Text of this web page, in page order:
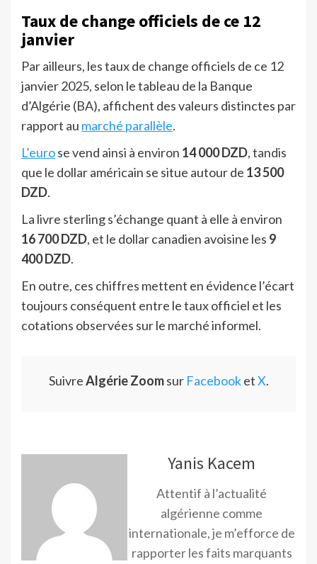
Taux de change officiels de ce 12
janvier
Par ailleurs, les taux de change officiels de ce 12
janvier 2025, selon le tableau de la Banque
d’Algérie (BA), affichent des valeurs distinctes par
rapport au marché parallèle.
L’eurose vend ainsi à environ 14 000 DZD, tandis
que le dollar américain se situe autour de 13 500
DZD.
La livre sterling s’échange quant à elle à environ
16 700 DZD, et le dollar canadien avoisine les 9
400 DZD.
En outre, ces chiffres mettent en évidence l’écart
toujours conséquent entre le taux officiel et les
cotations observées sur le marché informel.
SuivreAlgérie Zoomsur FacebooketX.
Yanis Kacem
Attentif à l’actualité
algérienne comme
internationale, je m’efforce de
rapporter les faits marquants